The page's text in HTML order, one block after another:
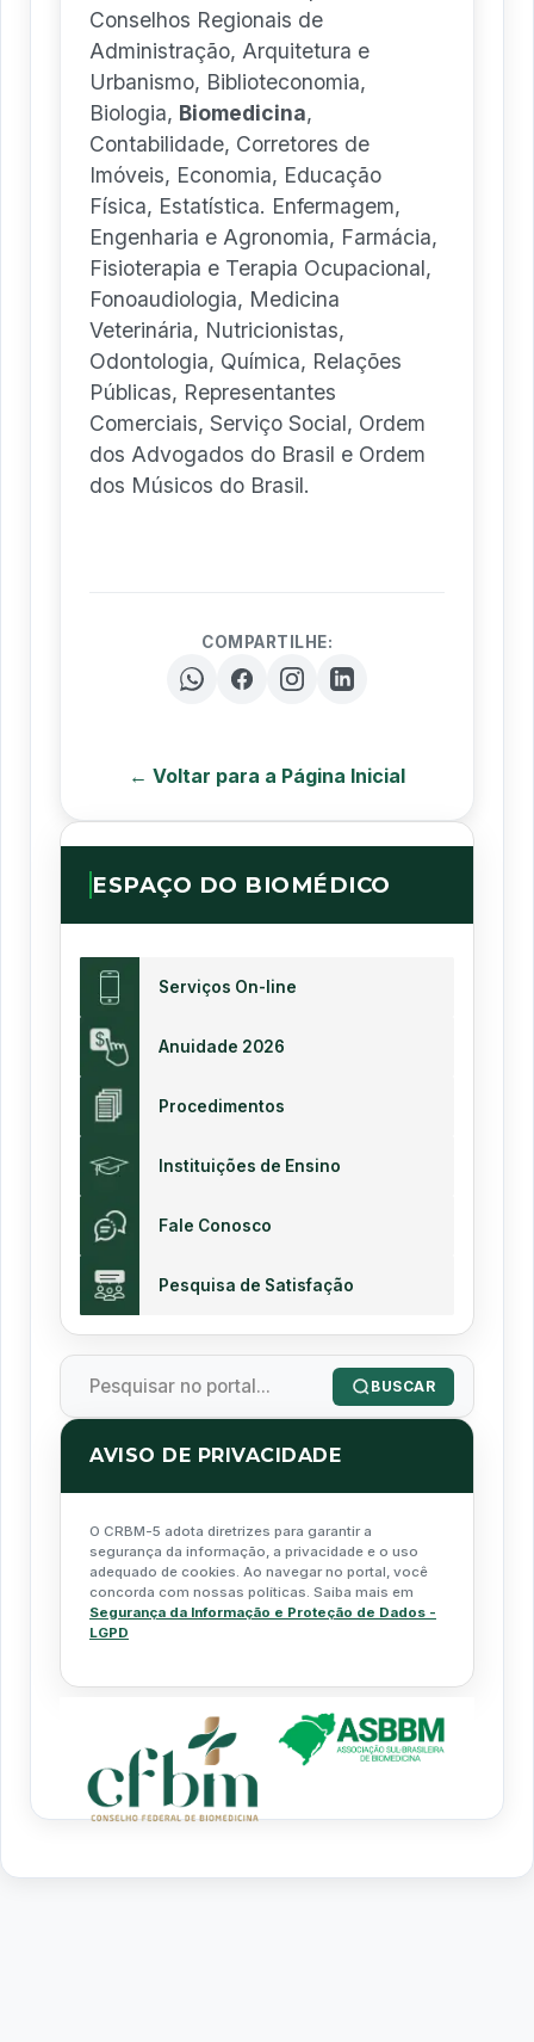
Conselhos Regionais de
Administração, Arquitetura e
Urbanismo, Biblioteconomia,
Biologia, Biomedicina,
Contabilidade, Corretores de
Imóveis, Economia, Educação
Física, Estatística. Enfermagem,
Engenharia e Agronomia, Farmácia,
Fisioterapia e Terapia Ocupacional,
Fonoaudiologia, Medicina
Veterinária, Nutricionistas,
Odontologia, Química, Relações
Públicas, Representantes
Comerciais, Serviço Social, Ordem
dos Advogados do Brasil e Ordem
dos Músicos do Brasil.
COMPARTILHE:
← Voltar para a Página Inicial
ESPAÇO DO BIOMÉDICO
Serviços On-line
Anuidade 2026
Procedimentos
Instituições de Ensino
Fale Conosco
Pesquisa de Satisfação
BUSCAR
AVISO DE PRIVACIDADE
O CRBM-5 adota diretrizes para garantir a
segurança da informação, a privacidade e o uso
adequado de cookies. Ao navegar no portal, você
concorda com nossas políticas. Saiba mais em
Segurança da Informação e Proteção de Dados -
LGPD